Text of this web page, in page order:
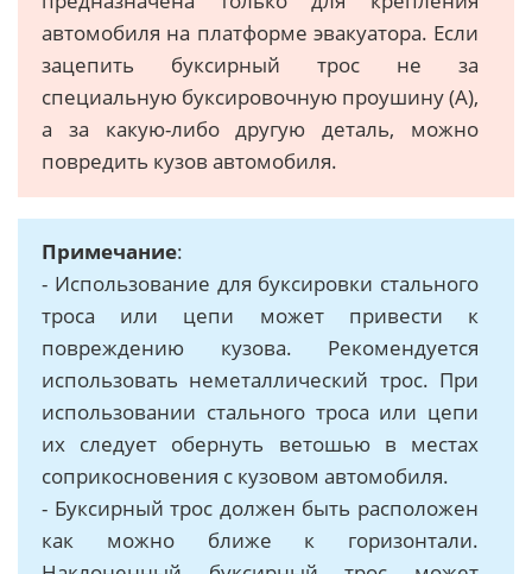
автомобиля на платформе эвакуатора. Если
зацепить буксирный трос не за
специальную буксировочную проушину (A),
а за какую-либо другую деталь, можно
повредить кузов автомобиля.
Примечание:
- Использование для буксировки стального
троса или цепи может привести к
повреждению кузова. Рекомендуется
использовать неметаллический трос. При
использовании стального троса или цепи
их следует обернуть ветошью в местах
соприкосновения с кузовом автомобиля.
- Буксирный трос должен быть расположен
как можно ближе к горизонтали.